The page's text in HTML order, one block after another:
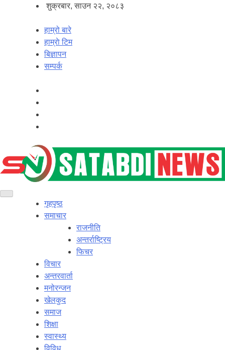
शुक्रबार, साउन २२, २०८३
हाम्रो बारे
हाम्राे टिम
बिज्ञापन
सम्पर्क
गृहपृष्ठ
समाचार
राजनीति
अन्तर्राष्ट्रिय
फिचर
विचार
अन्तरवार्ता
मनोरन्जन
खेलकुद
समाज
शिक्षा
स्वास्थ्य
विविध